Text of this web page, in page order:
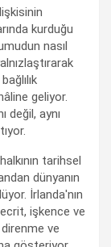
kurduğu
nasıl
geliyor.
değil, aynı
tarihsel
dünyanın
İrlanda'nın
işkence ve
ve